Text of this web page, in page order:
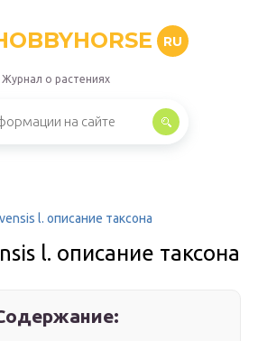
RU
Журнал о растениях
l. описание таксона
l. описание таксона